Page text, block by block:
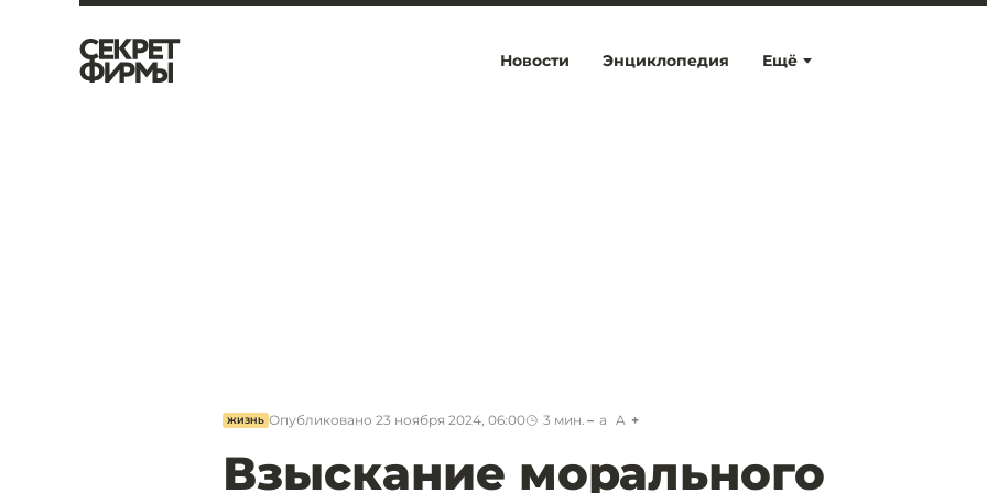
Ещё
Новости Энциклопедия
ЖИЗНЬ Опубликовано 23 ноября 2024, 06:00 3 мин. a A
Взыскание морального